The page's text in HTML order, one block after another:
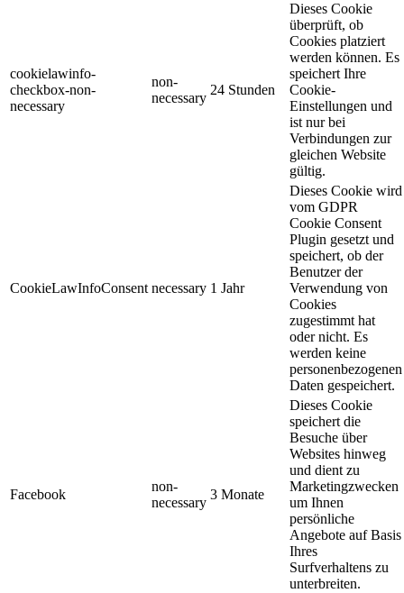
cookielawinfo-
checkbox-non-
necessary
non-
necessary
24 Stunden
Dieses Cookie
überprüft, ob
Cookies platziert
werden können. Es
speichert Ihre
Cookie-
Einstellungen und
ist nur bei
Verbindungen zur
gleichen Website
gültig.
CookieLawInfoConsent necessary 1 Jahr
Dieses Cookie wird
vom GDPR
Cookie Consent
Plugin gesetzt und
speichert, ob der
Benutzer der
Verwendung von
Cookies
zugestimmt hat
oder nicht. Es
werden keine
personenbezogenen
Daten gespeichert.
Facebook
non-
necessary
3 Monate
Dieses Cookie
speichert die
Besuche über
Websites hinweg
und dient zu
Marketingzwecken
um Ihnen
persönliche
Angebote auf Basis
Ihres
Surfverhaltens zu
unterbreiten.